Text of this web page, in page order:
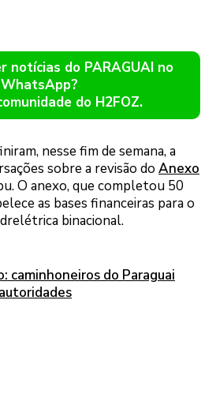
notícias do PARAGUAI no
WhatsApp?
do H2FOZ.
nesse fim de semana, a
sobre a revisão do Anexo
O anexo, que completou 50
as bases financeiras para o
binacional.
caminhoneiros do Paraguai